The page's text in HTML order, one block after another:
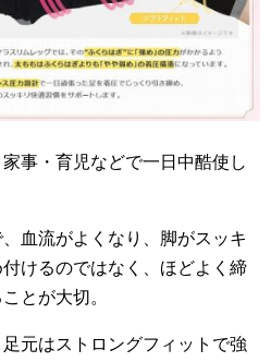
事・育児などで一日中酷使し
血流がよくなり、脚がスッキ
けるのではなく、ほどよく締
とが大切。
元はストロングフィットで強